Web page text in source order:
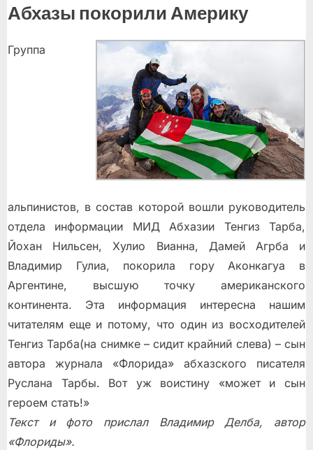
Абхазы покорили Америку
Группа
альпинистов, в состав которой вошли руководитель
отдела информации МИД Абхазии Тенгиз Тарба,
Йохан Нильсен, Хулио Вианна, Дамей Агрба и
Владимир Гулиа, покорила гору Аконкагуа в
Аргентине, высшую точку американского
континента. Эта информация интересна нашим
читателям еще и потому, что один из восходителей
Тенгиз Тарба(на снимке – сидит крайний слева) – сын
автора журнала «Флорида» абхазского писателя
Руслана Тарбы. Вот уж воистину «может и сын
героем стать!»
Текст и фото прислал Владимир Делба, автор
«Флориды».